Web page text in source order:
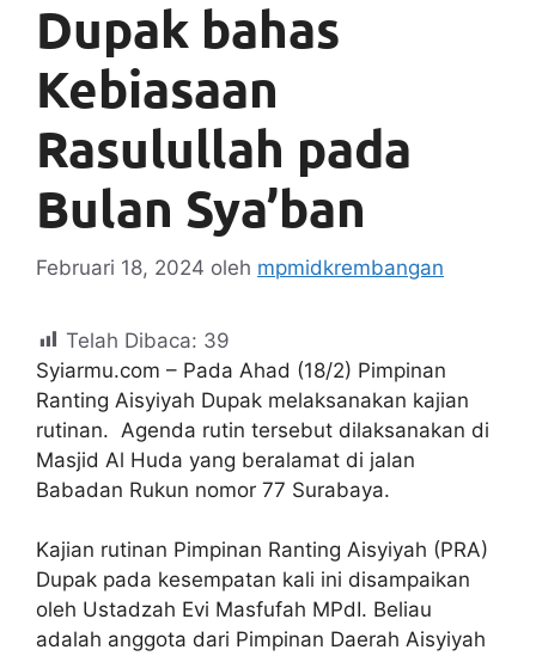
Dupak bahas
Kebiasaan
Rasulullah pada
Bulan Sya’ban
Februari 18, 2024 oleh mpmidkrembangan
Telah Dibaca: 39
Syiarmu.com – Pada Ahad (18/2) Pimpinan
Ranting Aisyiyah Dupak melaksanakan kajian
rutinan. Agenda rutin tersebut dilaksanakan di
Masjid Al Huda yang beralamat di jalan
Babadan Rukun nomor 77 Surabaya.
Kajian rutinan Pimpinan Ranting Aisyiyah (PRA)
Dupak pada kesempatan kali ini disampaikan
oleh Ustadzah Evi Masfufah MPdI. Beliau
adalah anggota dari Pimpinan Daerah Aisyiyah